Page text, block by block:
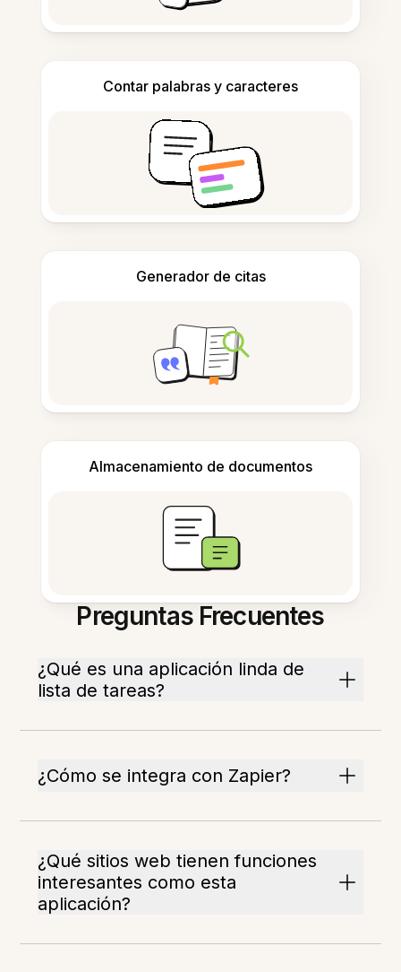
Contar palabras y caracteres
Generador de citas
Almacenamiento de documentos
Preguntas Frecuentes
¿Qué es una aplicación linda de
lista de tareas?
¿Cómo se integra con Zapier?
¿Qué sitios web tienen funciones
interesantes como esta
aplicación?